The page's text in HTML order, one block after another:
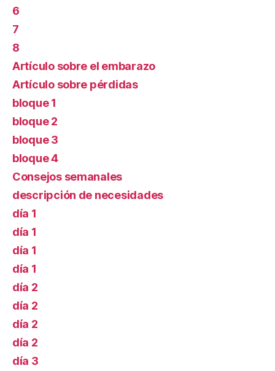
6
7
8
Artículo sobre el embarazo
Artículo sobre pérdidas
bloque 1
bloque 2
bloque 3
bloque 4
Consejos semanales
descripción de necesidades
día 1
día 1
día 1
día 1
día 2
día 2
día 2
día 2
día 3